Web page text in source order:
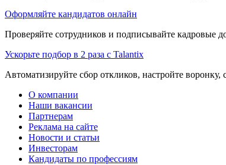
Оформляйте кандидатов онлайн
Проверяйте сотрудников и подписывайте кадровые
Ускорьте подбор в 2 раза с Talantix
Автоматизируйте сбор откликов, настройте воронку,
О компании
Наши вакансии
Партнерам
Реклама на сайте
Новости и статьи
Инвесторам
Кандидаты по профессиям